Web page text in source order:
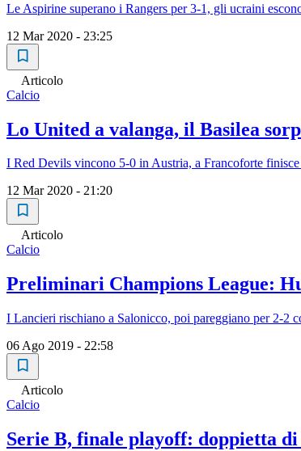
Le Aspirine superano i Rangers per 3-1, gli ucraini
12 Mar 2020 - 23:25
Articolo
Calcio
Lo United a valanga, il Basilea
I Red Devils vincono 5-0 in Austria, a Francoforte
12 Mar 2020 - 21:20
Articolo
Calcio
Preliminari Champions League:
I Lancieri rischiano a Salonicco, poi pareggiano per 2-2
06 Ago 2019 - 22:58
Articolo
Calcio
Serie B, finale playoff: doppietta